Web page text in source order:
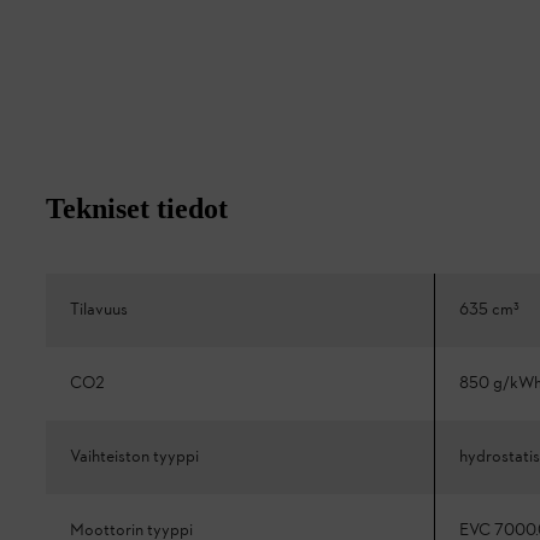
Tekniset tiedot
Tilavuus 635 cm³
CO2 850 g/kWh
Vaihteiston tyyppi
Moottorin tyyppi EVC